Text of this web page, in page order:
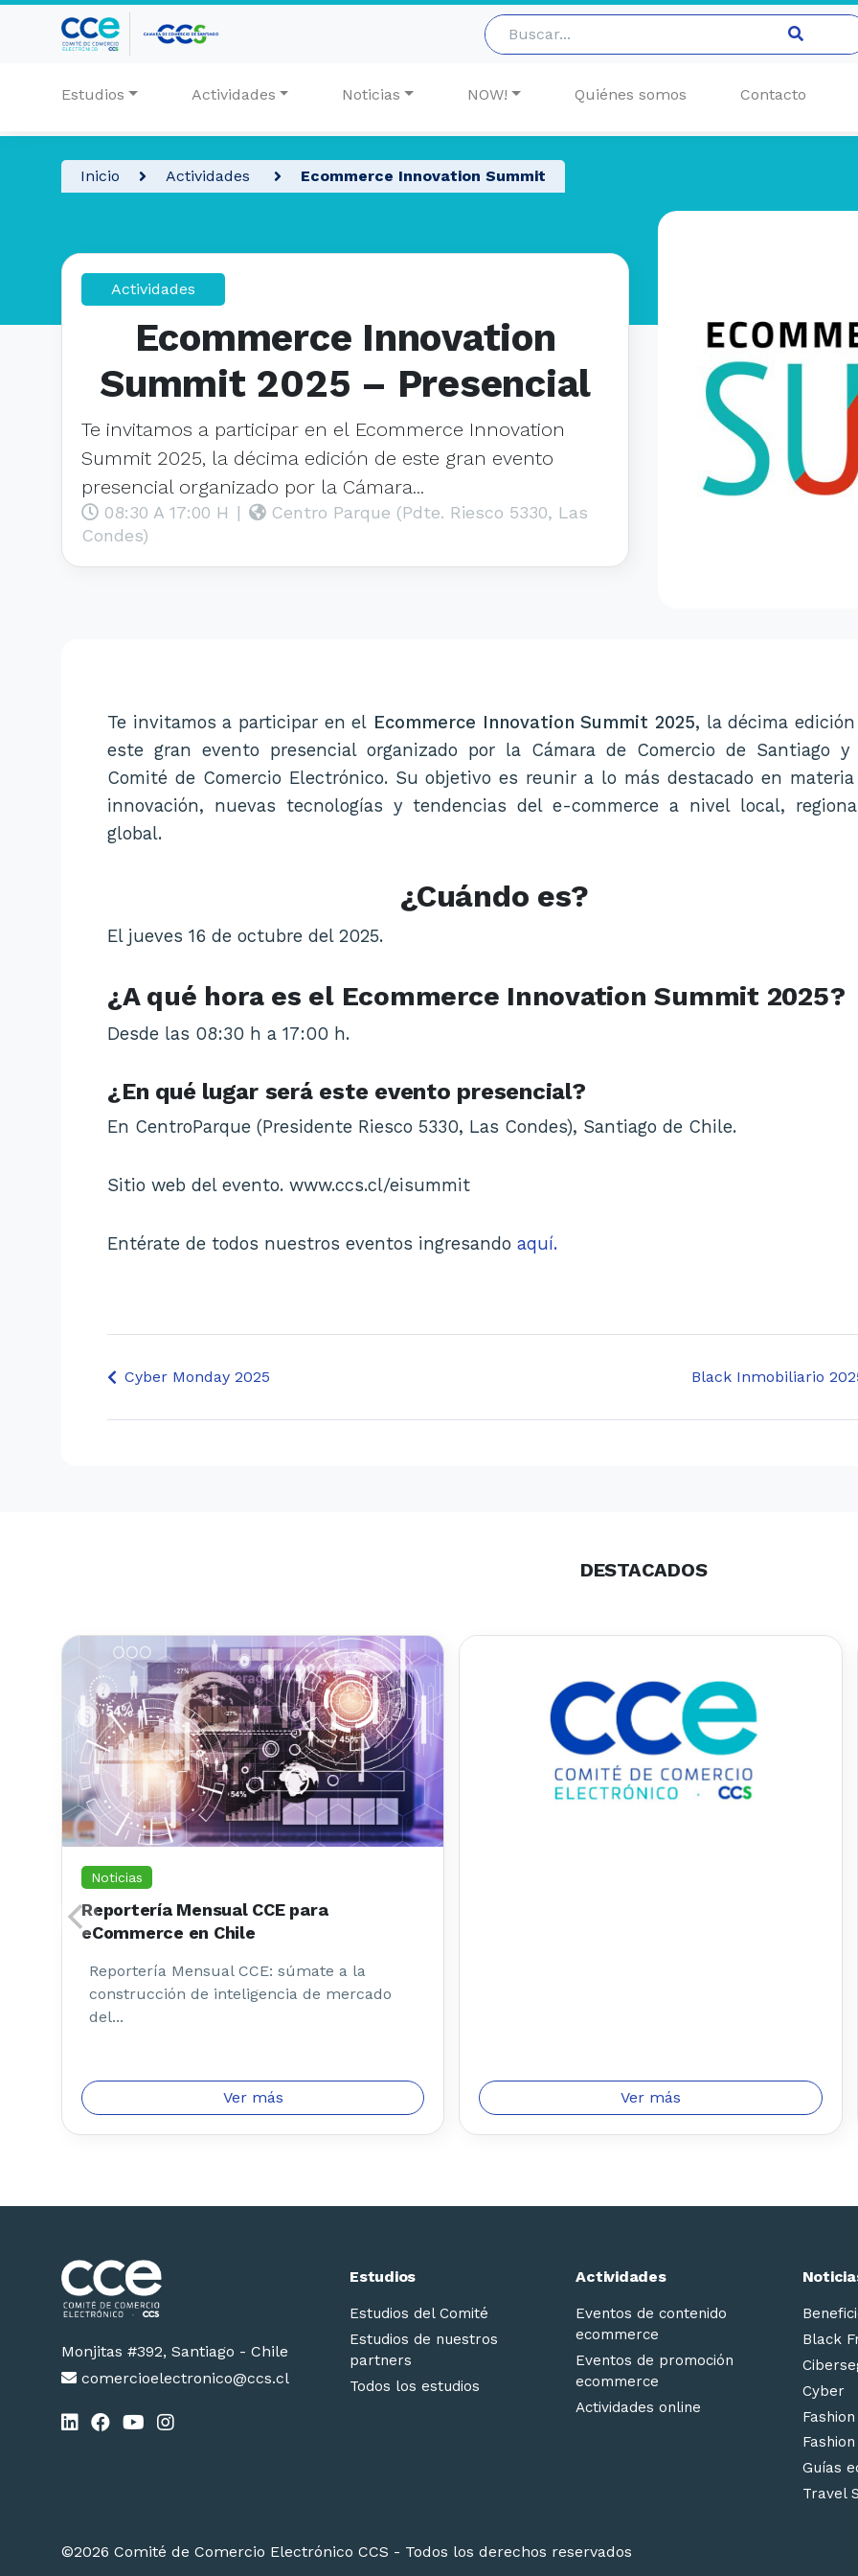
Estudios Actividades Noticias NOW! Quiénes somos Contacto
Inicio Actividades Ecommerce Innovation Summit
Actividades
Ecommerce Innovation
Summit 2025 – Presencial
Te invitamos a participar en el Ecommerce Innovation
Summit 2025, la décima edición de este gran evento
presencial organizado por la Cámara...
08:30 A 17:00 H |
Centro Parque (Pdte. Riesco 5330, Las
Condes)
Te invitamos a participar en el Ecommerce Innovation Summit 2025, la décima
este gran evento presencial organizado por la Cámara de Comercio de Santiago y
Comité de Comercio Electrónico. Su objetivo es reunir a lo más destacado en materia
innovación, nuevas tecnologías y tendencias del e-commerce a nivel local,
global.
¿Cuándo es?
El jueves 16 de octubre del 2025.
¿A qué hora es el Ecommerce Innovation Summit 2025?
Desde las 08:30 h a 17:00 h.
¿En qué lugar será este evento presencial?
En CentroParque (Presidente Riesco 5330, Las Condes), Santiago de Chile.
Sitio web del evento. www.ccs.cl/eisummit
Entérate de todos nuestros eventos ingresando aquí.
Cyber Monday 2025 Black Inmobiliario
DESTACADOS
Noticias
Reportería Mensual CCE para
eCommerce en Chile
Reportería Mensual CCE: súmate a la
construcción de inteligencia de mercado
del...
Ver más Ver más
Monjitas #392, Santiago - Chile
comercioelectronico@ccs.cl
Estudios
Estudios del Comité
Estudios de nuestros
partners
Todos los estudios
Actividades
Eventos de contenido
ecommerce
Eventos de promoción
ecommerce
Actividades online
Black
Cyber
Guías
Travel
©2026 Comité de Comercio Electrónico CCS - Todos los derechos reservados